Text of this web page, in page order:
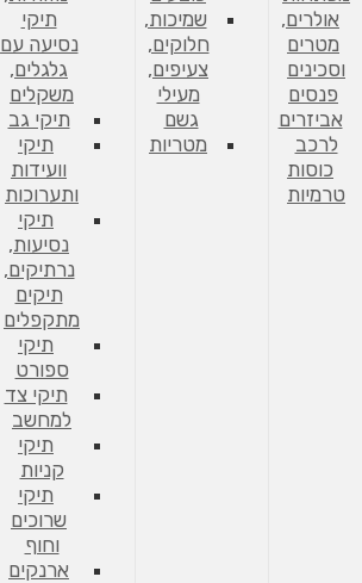
אולרים,
מטרים
וסכינים
פנסים
אביזרים
לרכב
כוסות
טרמיות
שמיכות,
חלוקים,
צעיפים,
מעילי
גשם
מטריות
תיקי
נסיעה עם
גלגלים,
משקלים
תיקי גב
תיקי
וועידות
ותערוכות
תיקי
נסיעות,
נרתיקים,
תיקים
מתקפלים
תיקי
ספורט
תיקי צד
למחשב
תיקי
קניות
תיקי
שרוכים
וחוף
ארנקים